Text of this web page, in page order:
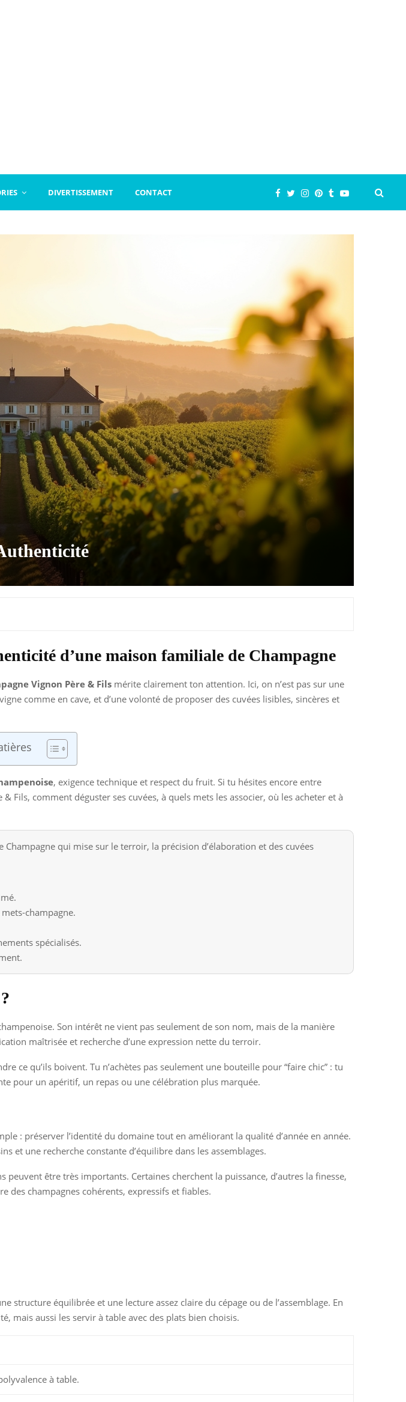
DIVERTISSEMENT CONTACT
d’une maison familiale de Champagne
Vignon Père & Fils mérite clairement ton attention. Ici, on n’est pas sur une
comme en cave, et d’une volonté de proposer des cuvées lisibles, sincères et
, exigence technique et respect du fruit. Si tu hésites encore entre
Fils, comment déguster ses cuvées, à quels mets les associer, où les acheter et à
qui mise sur le terroir, la précision d’élaboration et des cuvées
champagne.
spécialisés.
Son intérêt ne vient pas seulement de son nom, mais de la manière
maîtrisée et recherche d’une expression nette du terroir.
ce qu’ils boivent. Tu n’achètes pas seulement une bouteille pour “faire chic” : tu
pour un apéritif, un repas ou une célébration plus marquée.
: préserver l’identité du domaine tout en améliorant la qualité d’année en année.
et une recherche constante d’équilibre dans les assemblages.
être très importants. Certaines cherchent la puissance, d’autres la finesse,
des champagnes cohérents, expressifs et fiables.
structure équilibrée et une lecture assez claire du cépage ou de l’assemblage. En
mais aussi les servir à table avec des plats bien choisis.
à table.